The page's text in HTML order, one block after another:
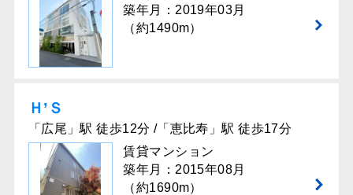
築年月：2019年03月
（約1490m）
Ｈ’Ｓ
「広尾」駅 徒歩12分 /「恵比寿」駅 徒歩17分
賃貸マンション
築年月：2015年08月
（約1690m）